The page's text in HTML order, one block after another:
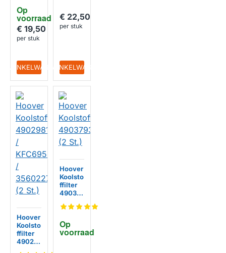
Op
voorraad
(2St.)
€ 19,50
per stuk
IN WINKELWAGEN
€ 22,50
per stuk
IN WINKELWAGEN
Hoover
Koolsto
ffilter
49029
Op
voorraad
Hoover
Koolsto
ffilter
49037
St.)